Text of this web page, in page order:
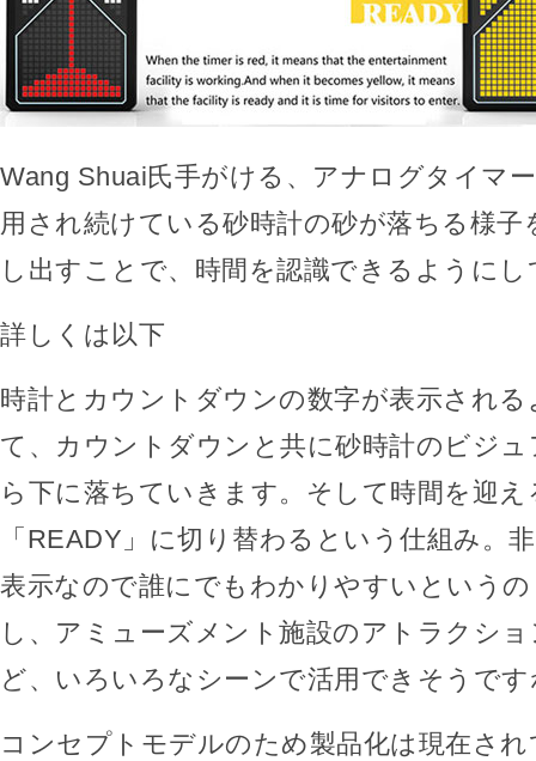
Wang Shuai氏手がける、アナログタイマ
用され続けている砂時計の砂が落ちる様子
し出すことで、時間を認識できるように
詳しくは以下
時計とカウントダウンの数字が表示され
て、カウントダウンと共に砂時計のビジ
ら下に落ちていきます。そして時間を迎え
「READY」に切り替わるという仕組み。
表示なので誰にでもわかりやすいという
し、アミューズメント施設のアトラクシ
ど、いろいろなシーンで活用できそうです
コンセプトモデルのため製品化は現在さ